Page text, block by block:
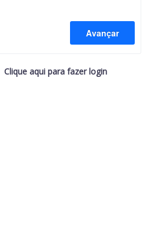
Avançar
Clique aqui para fazer login